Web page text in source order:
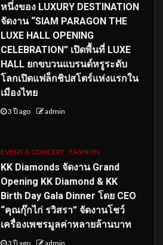
หนึ่งของ LUXURY DESTINATION
จัดงาน “SIAM PARAGON THE
LUXE HALL OPENING
CELEBRATION” เปิดพื้นที่ LUXE
HALL ยกขบวนแบรนด์หรูระดับ
โลกเปิดแฟล็กชิปสโตร์แห่งแรกใน
เมืองไทย
3 ปี ago admin
EVENT & CONCERT FASHION
KK Diamonds จัดงาน Grand
Opening KK Diamond & KK
Birth Day Gala Dinner โดย CEO
“คุณกุ๊กไก่ รวิสรา” จัดงานโชว์
เครื่องเพชรมูลค่าหลายล้านบาท
3 ปี ago admin